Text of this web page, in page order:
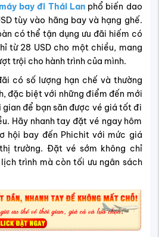
bay đi Thái Lanphổ biến dao
tùy vào hãng bay và hạng ghế.
có thể tận dụng ưu đãi hiếm có
từ 28 USD cho một chiều, mang
trội cho hành trình của mình.
có số lượng hạn chế và thường
đặc biệt với những điểm đến mới
gian để bạn săn được vé giá tốt đi
Hãy nhanh tay đặt vé ngay hôm
hội bay đến Phichit với mức giá
trường. Đặt vé sớm không chỉ
trình mà còn tối ưu ngân sách